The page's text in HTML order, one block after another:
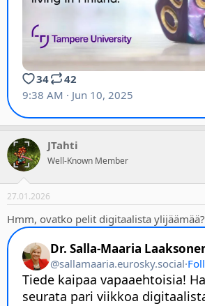
JTahti
Well-Known Member
27.01.2026
Hmm, ovatko pelit digitaalista ylijäämää?